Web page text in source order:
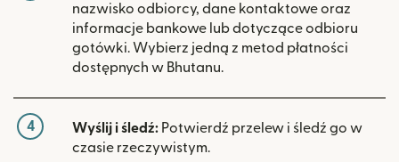
nazwisko odbiorcy, dane kontaktowe oraz
informacje bankowe lub dotyczące odbioru
gotówki. Wybierz jedną z metod płatności
dostępnych w Bhutanu.
4 Wyślij i śledź: Potwierdź przelew i śledź go w
czasie rzeczywistym.